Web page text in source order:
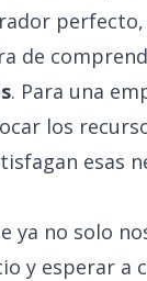
de
. Para una
los
esas
ya no solo
y esperar a